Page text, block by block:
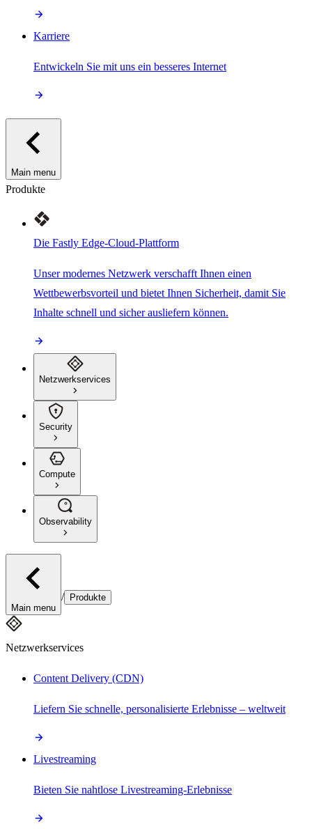
Karriere
Entwickeln Sie mit uns ein besseres Internet
Main menu
Produkte
Die Fastly Edge-Cloud-Plattform
Unser modernes Netzwerk verschafft Ihnen einen
Wettbewerbsvorteil und bietet Ihnen Sicherheit, damit Sie
Inhalte schnell und sicher ausliefern können.
Netzwerkservices
Security
Compute
Observability
Main menu
/ Produkte
Netzwerkservices
Content Delivery (CDN)
Liefern Sie schnelle, personalisierte Erlebnisse – weltweit
Livestreaming
Bieten Sie nahtlose Livestreaming-Erlebnisse